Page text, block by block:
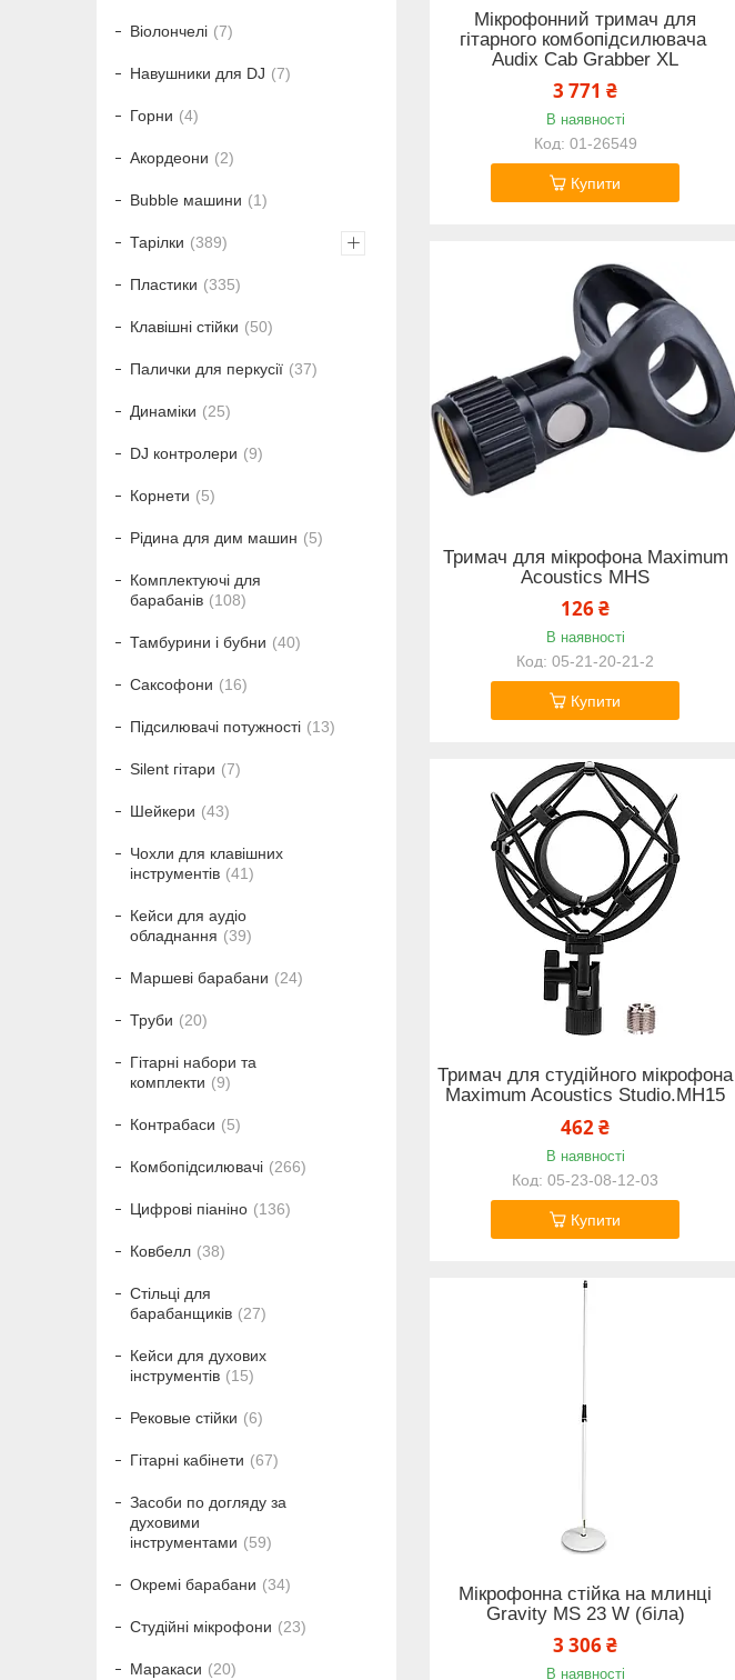
Мікрофонний тримач для
гітарного комбопідсилювача
Audix Cab Grabber XL
3 771 ₴
В наявності
01-26549
Купити
Тримач для мікрофона Maximum
Acoustics MHS
126 ₴
В наявності
05-21-20-21-2
Купити
Тримач для студійного мікрофона
Maximum Acoustics Studio.MH15
462 ₴
В наявності
05-23-08-12-03
Купити
Мікрофонна стійка на млинці
Gravity MS 23 W (біла)
3 306 ₴
В наявності
Віолончелі 7
Навушники для DJ 7
Горни 4
Акордеони 2
Bubble машини 1
Тарілки 389
Пластики 335
Клавішні стійки 50
Палички для перкусії 37
Динаміки 25
DJ контролери 9
Корнети 5
Рідина для дим машин 5
Комплектуючі для
барабанів
108
Тамбурини і бубни 40
Саксофони 16
Підсилювачі потужності 13
Silent гітари 7
Шейкери 43
Чохли для клавішних
інструментів
41
Кейси для аудіо
обладнання
39
Маршеві барабани 24
Труби 20
Гітарні набори та
комплекти
9
Контрабаси 5
Комбопідсилювачі 266
Цифрові піаніно 136
Ковбелл 38
Стільці для
барабанщиків
27
Кейси для духових
інструментів
15
Рековые стійки 6
Гітарні кабінети 67
Засоби по догляду за
духовими
інструментами
59
Окремі барабани 34
Студійні мікрофони 23
Маракаси 20